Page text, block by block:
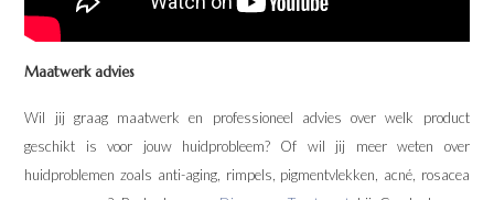
Maatwerk advies
Wil jij graag maatwerk en professioneel advies over welk product
geschikt is voor jouw huidprobleem? Of wil jij meer weten over
huidproblemen zoals anti-aging, rimpels, pigmentvlekken, acné, rosacea